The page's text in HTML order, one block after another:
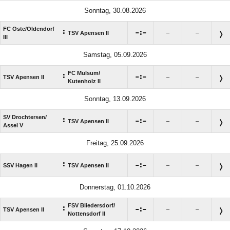
Sonntag, 30.08.2026
FC Oste/​Oldendorf
III
: TSV Apensen II : – –
Samstag, 05.09.2026
TSV Apensen II : FC Mulsum/​
Kutenholz II
: – –
Sonntag, 13.09.2026
SV Drochtersen/​
Assel V
: TSV Apensen II : – –
Freitag, 25.09.2026
SSV Hagen II : TSV Apensen II : – –
Donnerstag, 01.10.2026
TSV Apensen II : FSV Bliedersdorf/​
Nottensdorf II
: – –